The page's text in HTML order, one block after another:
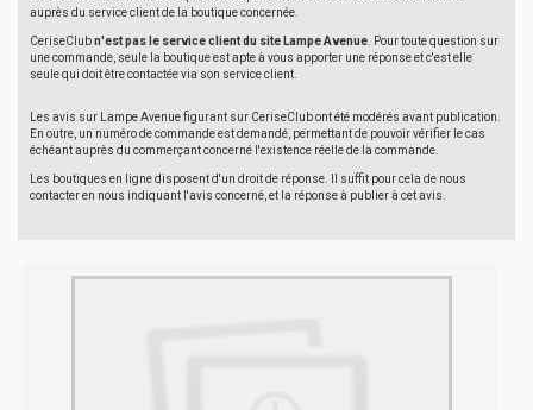
auprès du service client de la boutique concernée.
CeriseClubn'est pas le service client du site Lampe Avenue . Pour toute question sur
une commande, seule la boutique est apte à vous apporter une réponse et c'est elle
seule qui doit être contactée via son service client.
Les avis sur Lampe Avenue figurant sur CeriseClub ont été modérés avant publication.
En outre, un numéro de commande est demandé, permettant de pouvoir vérifier le cas
échéant auprès du commerçant concerné l'existence réelle de la commande.
Les boutiques en ligne disposent d'un droit de réponse. Il suffit pour cela de nous
contacter en nous indiquant l'avis concerné, et la réponse à publier à cet avis.